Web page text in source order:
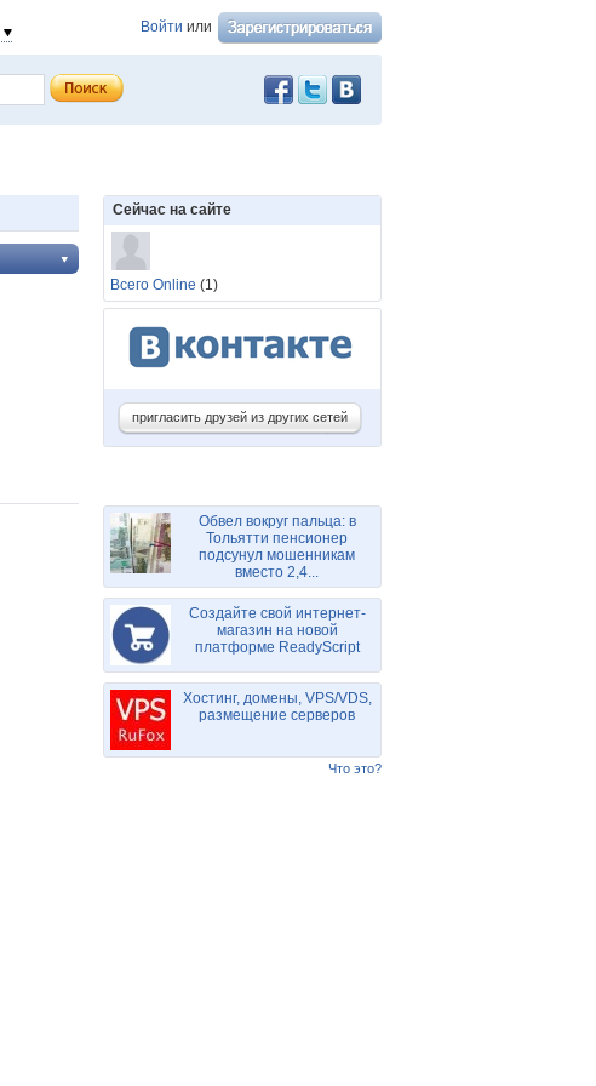
Войти или
Сейчас на сайте
Всего Online (1)
пригласить друзей из других сетей
Обвел вокруг пальца: в
Тольятти пенсионер
подсунул мошенникам
вместо 2,4...
Создайте свой интернет-
магазин на новой
платформе ReadyScript
Хостинг, домены, VPS/VDS,
размещение серверов
Что это?